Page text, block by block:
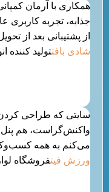
همکاری با آرمان
جذابه، تجربه کاربری
از پشتیبانی بعد از
شادی بافتتولید کننده
سایتی که طراحی
واکنش‌گراست، هم پنل
می‌کنم به همه
ورزش فیتفروشگاه